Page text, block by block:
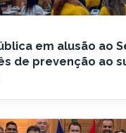
em alusão ao
de prevenção ao